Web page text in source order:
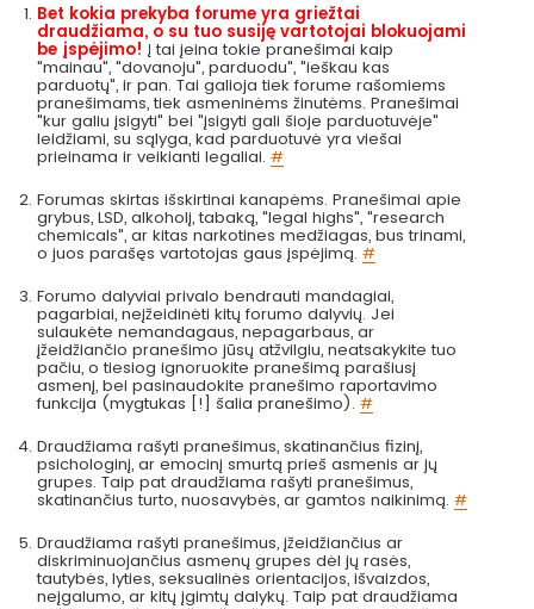
Bet kokia prekyba forume yra griežtai
draudžiama, o su tuo susiję vartotojai blokuojami
be įspėjimo! Į tai įeina tokie pranešimai kaip
"mainau", "dovanoju", parduodu", "ieškau kas
parduotų", ir pan. Tai galioja tiek forume rašomiems
pranešimams, tiek asmeninėms žinutėms. Pranešimai
"kur galiu įsigyti" bei "įsigyti gali šioje parduotuvėje"
leidžiami, su sąlyga, kad parduotuvė yra viešai
prieinama ir veikianti legaliai.#
Forumas skirtas išskirtinai kanapėms. Pranešimai apie
grybus, LSD, alkoholį, tabaką, "legal highs", "research
chemicals", ar kitas narkotines medžiagas, bus trinami,
o juos parašęs vartotojas gaus įspėjimą.#
Forumo dalyviai privalo bendrauti mandagiai,
pagarbiai, neįžeidinėti kitų forumo dalyvių. Jei
sulaukėte nemandagaus, nepagarbaus, ar
įžeidžiančio pranešimo jūsų atžvilgiu, neatsakykite tuo
pačiu, o tiesiog ignoruokite pranešimą parašiusį
asmenį, bei pasinaudokite pranešimo raportavimo
funkcija (mygtukas [!] šalia pranešimo).#
Draudžiama rašyti pranešimus, skatinančius fizinį,
psichologinį, ar emocinį smurtą prieš asmenis ar jų
grupes. Taip pat draudžiama rašyti pranešimus,
skatinančius turto, nuosavybės, ar gamtos naikinimą.#
Draudžiama rašyti pranešimus, įžeidžiančius ar
diskriminuojančius asmenų grupes dėl jų rasės,
tautybės, lyties, seksualinės orientacijos, išvaizdos,
neįgalumo, ar kitų įgimtų dalykų. Taip pat draudžiama